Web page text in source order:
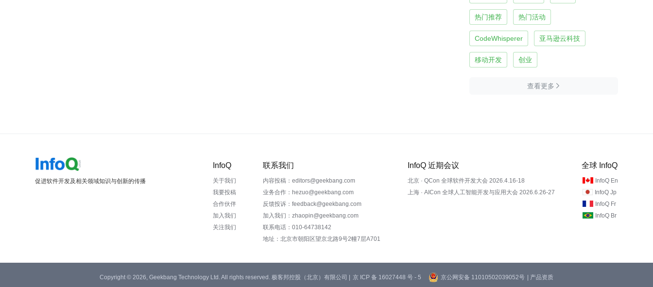
热门推荐 热门活动
CodeWhisperer 亚马逊云科技
移动开发 创业
查看更多 
促进软件开发及相关领域知识与创新的传播
InfoQ
关于我们
我要投稿
合作伙伴
加入我们
关注我们
联系我们
内容投稿：editors@geekbang.com
业务合作：hezuo@geekbang.com
反馈投诉：feedback@geekbang.com
加入我们：zhaopin@geekbang.com
联系电话：010-64738142
地址：北京市朝阳区望京北路9号2幢7层A701
InfoQ 近期会议
北京 · QCon 全球软件开发大会 2026.4.16-18
上海 · AICon 全球人工智能开发与应用大会 2026.6.26-27
全球 InfoQ
InfoQ En
InfoQ Jp
InfoQ Fr
InfoQ Br
Copyright © 2026, Geekbang Technology Ltd. All rights reserved. 极客邦控股（北京）有限公司 | 京 ICP 备 16027448 号 - 5 京公网安备 11010502039052号 | 产品资质